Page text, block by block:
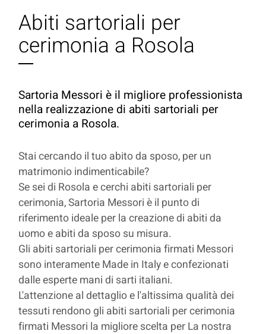
Abiti sartoriali per
cerimonia a Rosola
Sartoria Messori è il migliore professionista
nella realizzazione di abiti sartoriali per
cerimonia a Rosola.
Stai cercando il tuo abito da sposo, per un
matrimonio indimenticabile?
Se sei di Rosola e cerchi abiti sartoriali per
cerimonia, Sartoria Messori è il punto di
riferimento ideale per la creazione di abiti da
uomo e abiti da sposo su misura.
Gli abiti sartoriali per cerimonia firmati Messori
sono interamente Made in Italy e confezionati
dalle esperte mani di sarti italiani.
L'attenzione al dettaglio e l'altissima qualità dei
tessuti rendono gli abiti sartoriali per cerimonia
firmati Messori la migliore scelta per La nostra